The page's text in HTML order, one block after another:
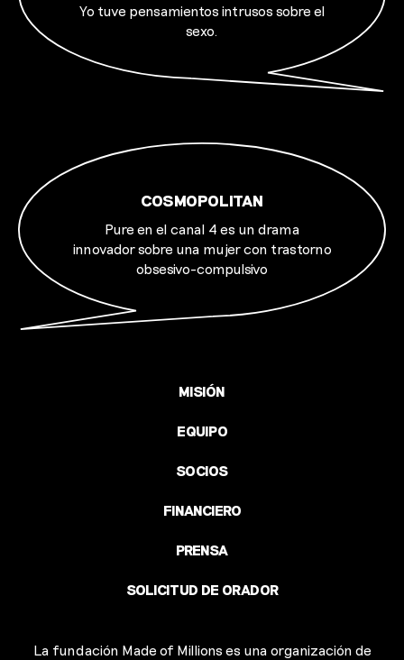
Yo tuve pensamientos intrusos sobre el
sexo.
COSMOPOLITAN
Pure en el canal 4 es un drama
innovador sobre una mujer con trastorno
obsesivo-compulsivo
MISIÓN
EQUIPO
SOCIOS
FINANCIERO
PRENSA
SOLICITUD DE ORADOR
La fundación Made of Millions es una organización de